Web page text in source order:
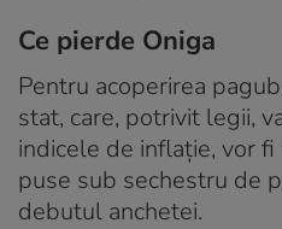
Ce pierde Oniga
Pentru acoperirea
stat, care, potrivit legii,
indicele de inflație, vor
puse sub sechestru de
debutul anchetei.